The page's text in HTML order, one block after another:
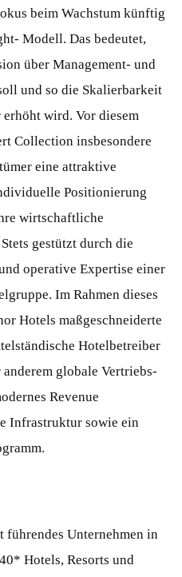
beim Wachstum künftig
Modell. Das bedeutet,
über Management- und
und so die Skalierbarkeit
wird. Vor diesem
Collection insbesondere
eine attraktive
Positionierung
wirtschaftliche
gestützt durch die
operative Expertise einer
Im Rahmen dieses
Hotels maßgeschneiderte
Hotelbetreiber
globale Vertriebs-
Revenue
Infrastruktur sowie ein
Unternehmen in
Hotels, Resorts und